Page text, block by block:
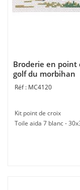
Broderie en point
golf du morbihan
MC4120
Kit point de croix
Toile aida 7 blanc -